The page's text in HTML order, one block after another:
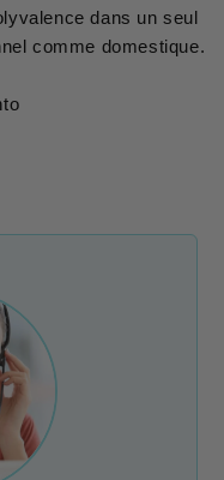
dans un seul
comme domestique.